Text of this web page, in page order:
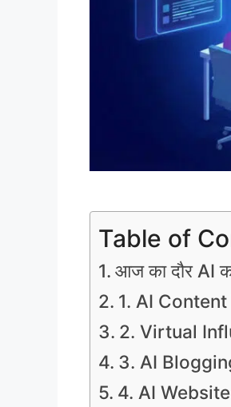
Table of
आज का दौर AI
1. AI
2. Virtual
3. AI
4. AI